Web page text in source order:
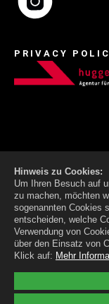
Hinweis zu Cookies:
Um Ihren Besuch auf
zu machen, möchten
sogenannten Cookies
entscheiden, welche
Verwendung von
über den Einsatz von
Klick auf: Mehr
PRIVACY